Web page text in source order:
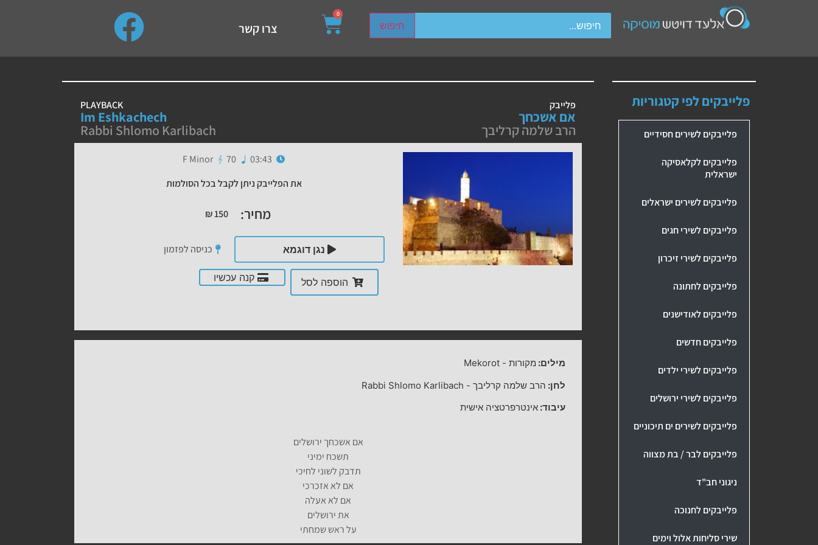
חיפוש
up and down arrows to review and enter to go to the desired page. Touch device users, explore by touch or with swipe gestures.
0
צרו קשר
פלייבקים לפי קטגוריות
פלייבקים לשירים חסידיים
פלייבקים לקלאסיקה
ישראלית
פלייבקים לשירים ישראלים
פלייבקים לשירי חגים
פלייבקים לשירי זיכרון
פלייבקים לחתונה
פלייבקים לאודישנים
פלייבקים חדשים
פלייבקים לשירי ילדים
פלייבקים לשירי ירושלים
פלייבקים לשירים ים תיכוניים
פלייבקים לבר / בת מצווה
ניגוני חב"ד
פלייבקים לחנוכה
שירי סליחות אלול וימים
פלייבק
אם אשכחך
הרב שלמה קרליבך
PLAYBACK
Im Eshkachech
Rabbi Shlomo Karlibach
03:43
70
F Minor
את הפלייבק ניתן לקבל בכל הסולמות
מחיר: ₪150
נגן דוגמא כניסה לפזמון
הוספה לסל קנה עכשיו
מילים: מקורות-
Mekorot
לחן: הרב שלמה קרליבך-
Rabbi Shlomo Karlibach
עיבוד: אינטרפרטציה אישית
אם אשכחך ירושלים
תשכח ימיני
תדבק לשוני לחיכי
אם לא אזכרכי
אם לא אעלה
את ירושלים
על ראש שמחתי